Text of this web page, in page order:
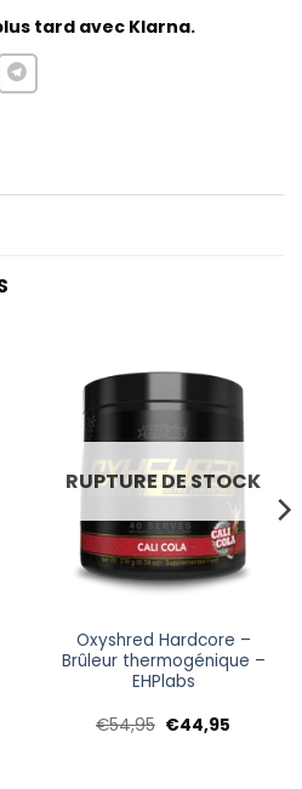
tard avec Klarna.
RUPTURE DE STOCK
Oxyshred Hardcore –
Brûleur thermogénique –
EHPlabs
€54,95 Le
€44,95